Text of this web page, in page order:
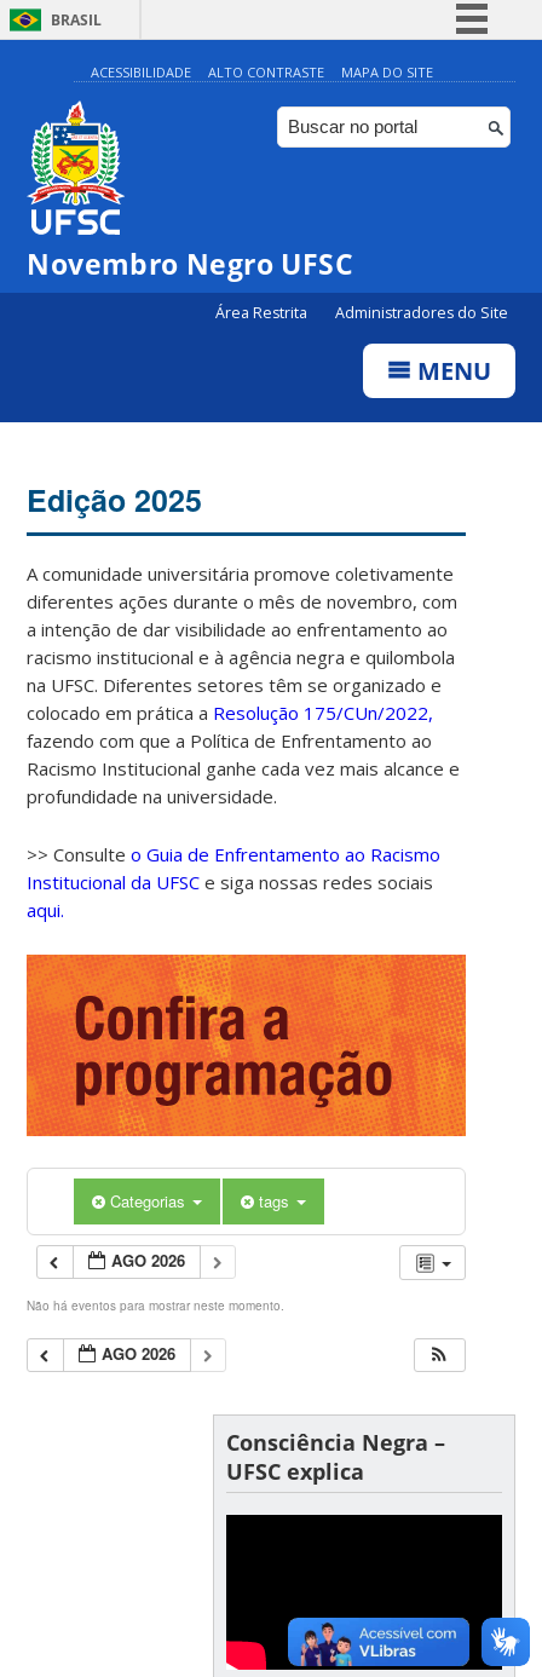
BRASIL
Simplifique!
Comunica BR
Participe
ACESSIBILIDADE ALTO CONTRASTE MAPA DO SITE
Novembro Negro UFSC
Área Restrita Administradores do Site
MENU
Edição 2025
A comunidade universitária promove coletivamente
diferentes ações durante o mês de novembro, com
a intenção de dar visibilidade ao enfrentamento ao
racismo institucional e à agência negra e quilombola
na UFSC. Diferentes setores têm se organizado e
colocado em prática a Resolução 175/CUn/2022,
fazendo com que a Política de Enfrentamento ao
Racismo Institucional ganhe cada vez mais alcance e
profundidade na universidade.
>> Consulteo Guia de Enfrentamento ao Racismo
Institucional da UFSC e siga nossas redes sociais
aqui.
Categorias tags
AGO 2026
Não há eventos para mostrar neste momento.
AGO 2026
Consciência Negra –
UFSC explica